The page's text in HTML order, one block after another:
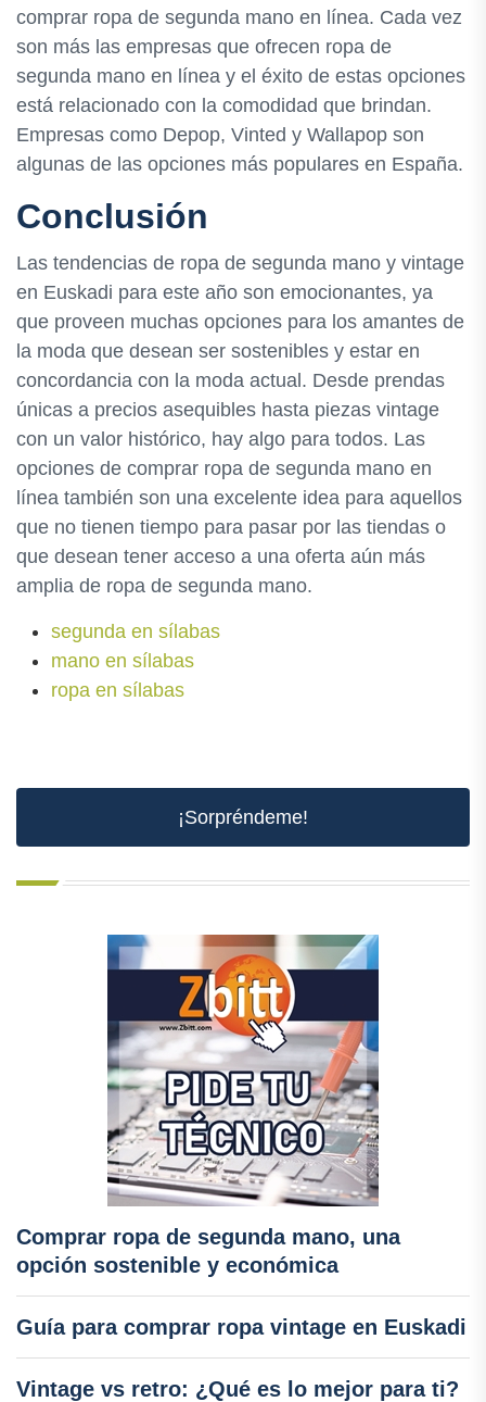
comprar ropa de segunda mano en línea. Cada vez
son más las empresas que ofrecen ropa de
segunda mano en línea y el éxito de estas opciones
está relacionado con la comodidad que brindan.
Empresas como Depop, Vinted y Wallapop son
algunas de las opciones más populares en España.
Conclusión
Las tendencias de ropa de segunda mano y vintage
en Euskadi para este año son emocionantes, ya
que proveen muchas opciones para los amantes de
la moda que desean ser sostenibles y estar en
concordancia con la moda actual. Desde prendas
únicas a precios asequibles hasta piezas vintage
con un valor histórico, hay algo para todos. Las
opciones de comprar ropa de segunda mano en
línea también son una excelente idea para aquellos
que no tienen tiempo para pasar por las tiendas o
que desean tener acceso a una oferta aún más
amplia de ropa de segunda mano.
segunda en sílabas
mano en sílabas
ropa en sílabas
¡Sorpréndeme!
Comprar ropa de segunda mano, una
opción sostenible y económica
Guía para comprar ropa vintage en Euskadi
Vintage vs retro: ¿Qué es lo mejor para ti?